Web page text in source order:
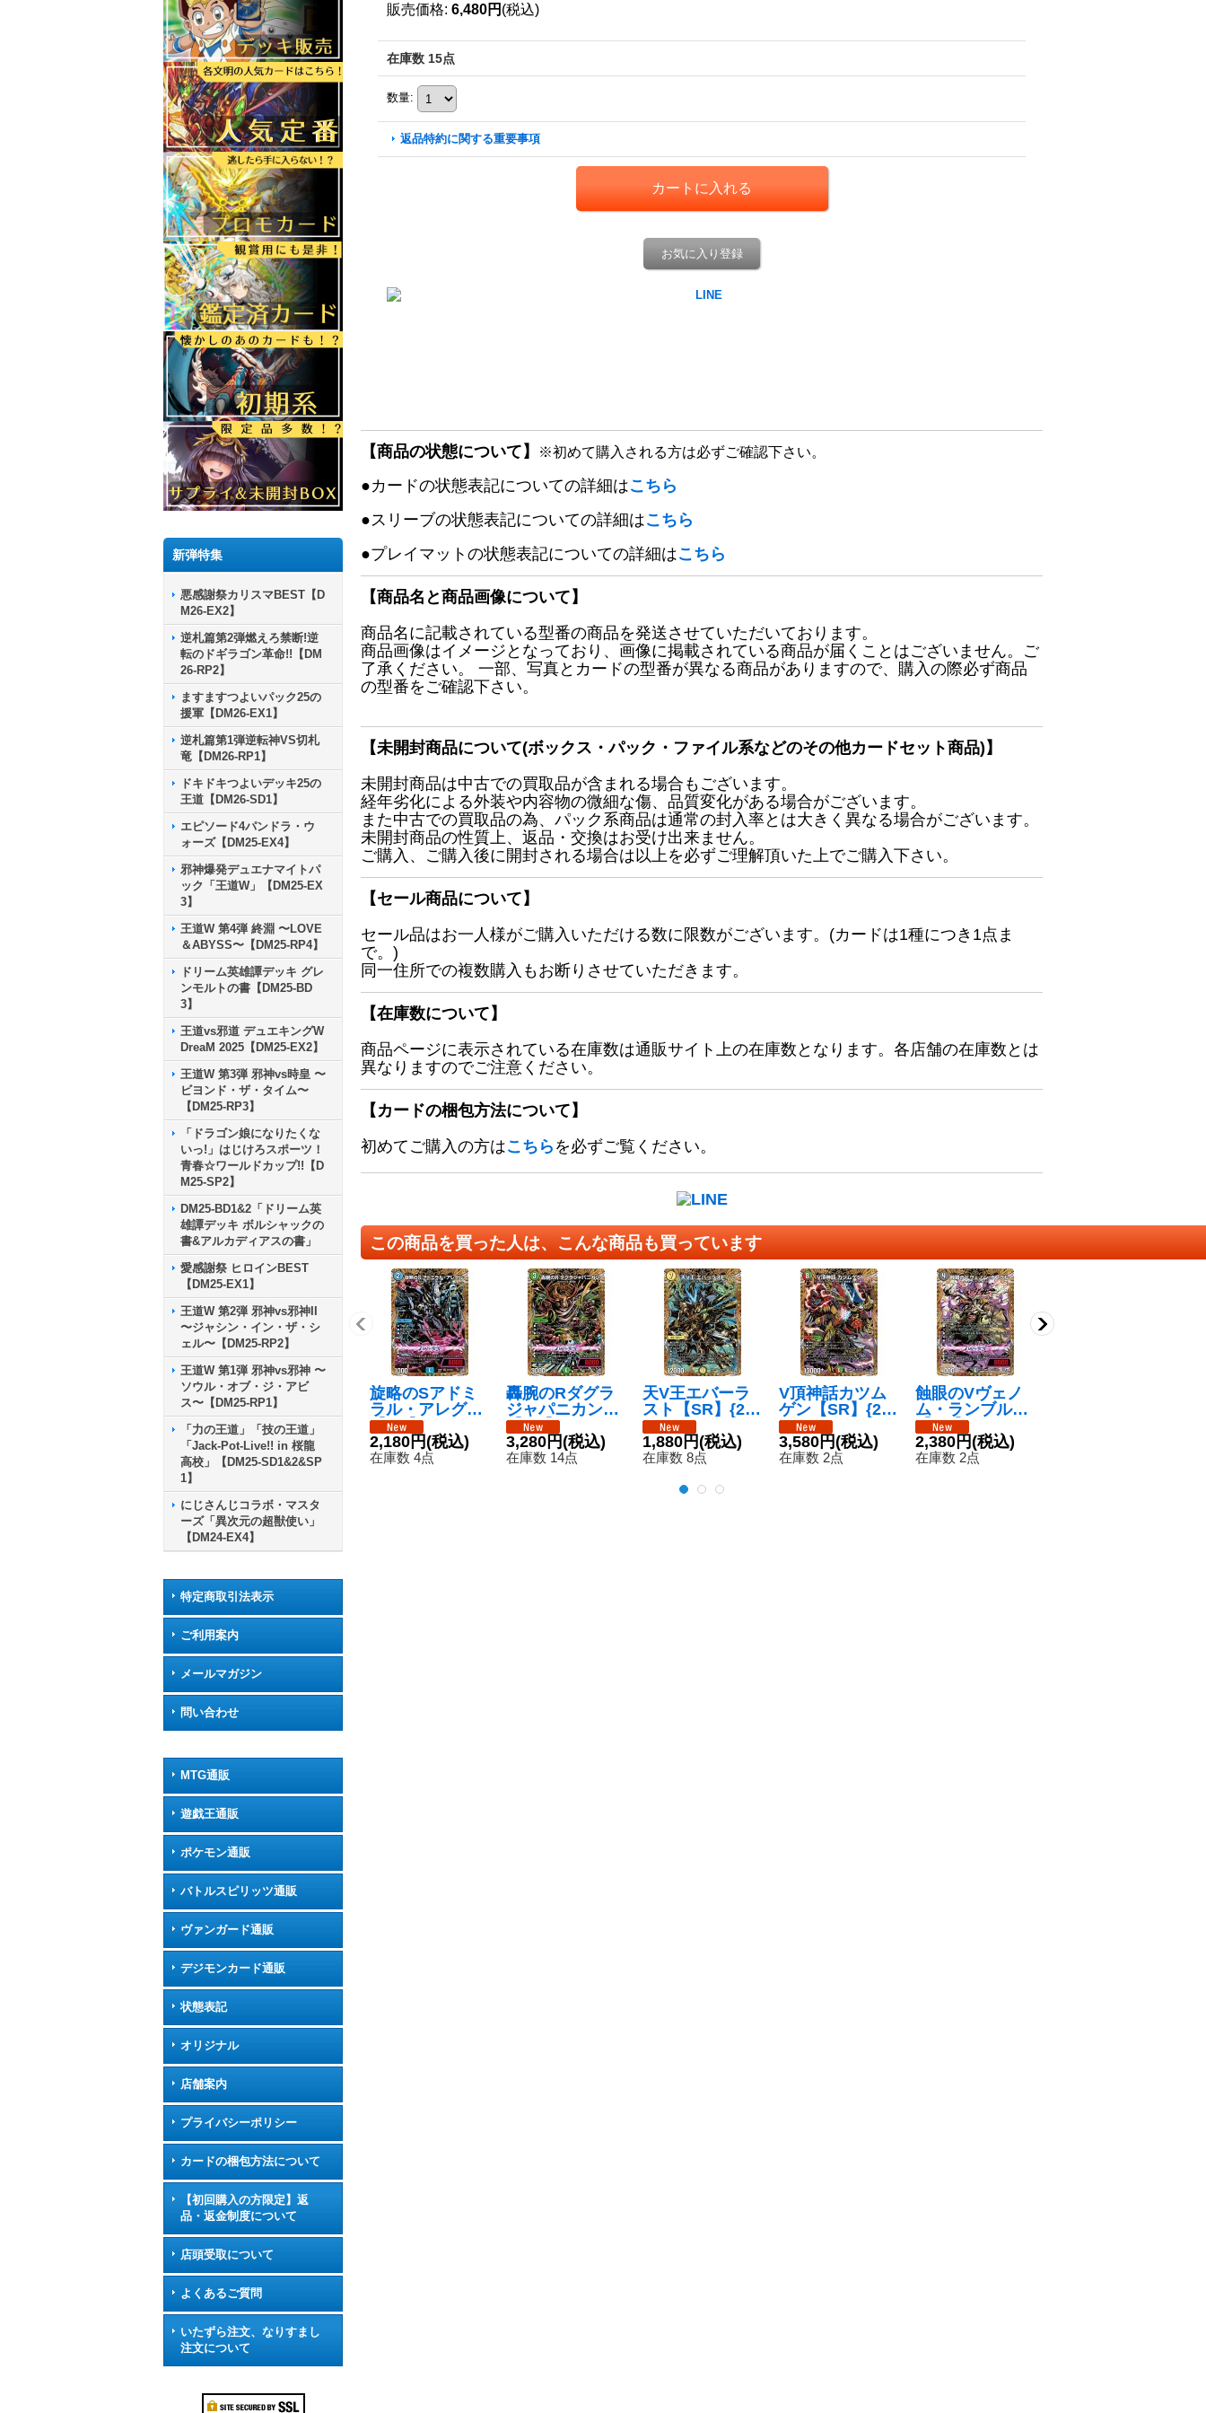
新弾特集
悪感謝祭カリスマBEST【D
M26-EX2】
逆札篇第2弾燃えろ禁断!逆
転のドギラゴン革命!!【DM
26-RP2】
ますますつよいパック25の
援軍【DM26-EX1】
逆札篇第1弾逆転神VS切札
竜【DM26-RP1】
ドキドキつよいデッキ25の
王道【DM26-SD1】
エピソード4パンドラ・ウ
ォーズ【DM25-EX4】
邪神爆発デュエナマイトパ
ック「王道W」【DM25-EX
3】
王道W 第4弾 終淵 〜LOVE
＆ABYSS〜【DM25-RP4】
ドリーム英雄譚デッキ グレ
ンモルトの書【DM25-BD
3】
王道vs邪道 デュエキングW
DreaM 2025【DM25-EX2】
王道W 第3弾 邪神vs時皇 〜
ビヨンド・ザ・タイム〜
【DM25-RP3】
「ドラゴン娘になりたくな
いっ!」はじけろスポーツ！
青春☆ワールドカップ!!【D
M25-SP2】
DM25-BD1&2「ドリーム英
雄譚デッキ ボルシャックの
書&アルカディアスの書」
愛感謝祭 ヒロインBEST
【DM25-EX1】
王道W 第2弾 邪神vs邪神II
〜ジャシン・イン・ザ・シ
ェル〜【DM25-RP2】
王道W 第1弾 邪神vs邪神 〜
ソウル・オブ・ジ・アビ
ス〜【DM25-RP1】
「力の王道」「技の王道」
「Jack-Pot-Live!! in 桜龍
高校」【DM25-SD1&2&SP
1】
にじさんじコラボ・マスタ
ーズ「異次元の超獣使い」
【DM24-EX4】
特定商取引法表示
ご利用案内
メールマガジン
問い合わせ
MTG通販
遊戯王通販
ポケモン通販
バトルスピリッツ通販
ヴァンガード通販
デジモンカード通販
状態表記
オリジナル
店舗案内
プライバシーポリシー
カードの梱包方法について
【初回購入の方限定】返
品・返金制度について
店頭受取について
よくあるご質問
いたずら注文、なりすまし
注文について
販売価格: 6,480円 (税込)
在庫数 15点
数量:
返品特約に関する重要事項
お気に入り登録
【商品の状態について】 ※初めて購入される方は必ずご確認下さい。
●カードの状態表記についての詳細はこちら
●スリーブの状態表記についての詳細はこちら
●プレイマットの状態表記についての詳細はこちら
【商品名と商品画像について】
商品名に記載されている型番の商品を発送させていただいております。
商品画像はイメージとなっており、画像に掲載されている商品が届くことはございません。ご
了承ください。 一部、写真とカードの型番が異なる商品がありますので、購入の際必ず商品
の型番をご確認下さい。
【未開封商品について(ボックス・パック・ファイル系などのその他カードセット商品)】
未開封商品は中古での買取品が含まれる場合もございます。
経年劣化による外装や内容物の微細な傷、品質変化がある場合がございます。
また中古での買取品の為、パック系商品は通常の封入率とは大きく異なる場合がございます。
未開封商品の性質上、返品・交換はお受け出来ません。
ご購入、ご購入後に開封される場合は以上を必ずご理解頂いた上でご購入下さい。
【セール商品について】
セール品はお一人様がご購入いただける数に限数がございます。(カードは1種につき1点ま
で。)
同一住所での複数購入もお断りさせていただきます。
【在庫数について】
商品ページに表示されている在庫数は通販サイト上の在庫数となります。各店舗の在庫数とは
異なりますのでご注意ください。
【カードの梱包方法について】
初めてご購入の方はこちら を必ずご覧ください。
この商品を買った人は、こんな商品も買っています
旋略のSアドミ
ラル・アレグル
【SR】{26RP1
秘5/秘24}《水》
2,180円(税込)
在庫数 4点
轟腕のRダグラ
ジャパニカン
【SR】{26RP1
秘10/秘24}《自
然》
3,280円(税込)
在庫数 14点
天V王エバーラ
スト【SR】{26
RP2秘3/秘24}
《光》
1,880円(税込)
在庫数 8点
V頂神話カツム
ゲン【SR】{26
RP2秘12/秘24}
《多》
3,580円(税込)
在庫数 2点
蝕眼のVヴェノ
ム・ランブル
【SR】{26RP1
秘7/秘24}《闇》
2,380円(税込)
在庫数 2点